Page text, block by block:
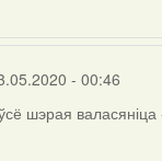
- 00:46
шэрая